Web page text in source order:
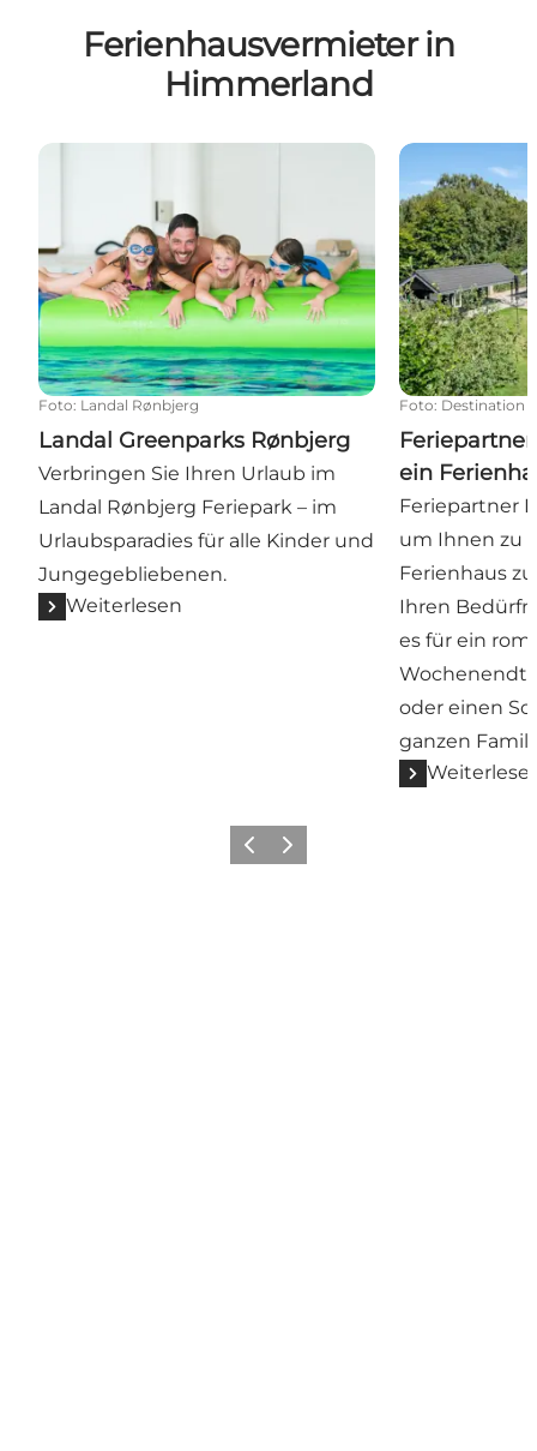
Ferienhausvermieter in
Himmerland
Landal Greenparks Rønbjerg
Foto: Landal Rønbjerg
Landal Greenparks Rønbjerg
Verbringen Sie Ihren Urlaub im
Landal Rønbjerg Feriepark – im
Urlaubsparadies für alle Kinder und
Jungegebliebenen.
Weiterlesen
Feriepartner
Foto: Destination
ein
Feriepartner
um Ihnen zu
Ferienhaus
Ihren
es für ein
oder einen
ganzen
Vorherige Folie
Nächste Folie